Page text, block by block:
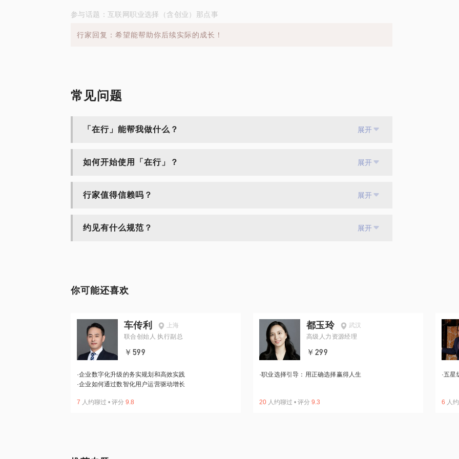
参与话题：互联网职业选择（含创业）那点事
行家回复：希望能帮助你后续实际的成长！
常见问题
「在行」能帮我做什么？ 展开
如何开始使用「在行」？ 展开
行家值得信赖吗？ 展开
约见有什么规范？ 展开
你可能还喜欢
车传利
上海
联合创始人 执行副总
￥599
·企业数字化升级的务实规划和高效实践
·企业如何通过数智化用户运营驱动增长
7 人约聊过 • 评分 9.8
都玉玲
武汉
高级人力资源经理
￥299
·职业选择引导：用正确选择赢得人生
20 人约聊过 • 评分 9.3
·五星
6 人